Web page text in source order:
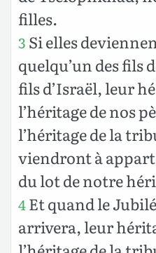
filles.
3 Si elles
quelqu’un des fils
fils d’Israël, leur
l’héritage de nos
l’héritage de la
viendront à
du lot de notre
4Et quand le
arrivera, leur